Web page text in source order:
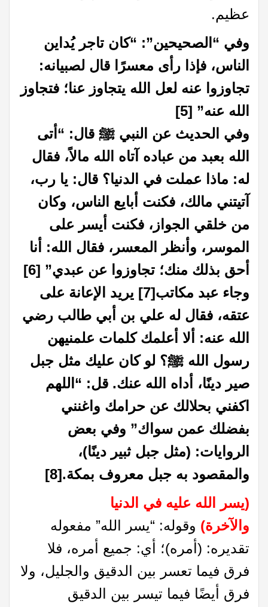
عظيم.
وفي “الصحيحين”: “كان تاجر يُداين
الناس، فإذا رأى معسرًا قال لصبيانه:
تجاوزوا عنه لعل الله يتجاوز عنا؛ فتجاوز
الله عنه” [5]
وفي الحديث عن النبي ﷺ قال: “أتى
الله بعبد من عباده آتاه الله مالاً، فقال
له: ماذا عملت في الدنيا؟ قال: يا رب،
آتيتني مالك، فكنت أبايع الناس، وكان
من خلقي الجواز، فكنت أيسر على
الموسر، وأنظر المعسر، فقال الله: أنا
أحق بذلك منك؛ تجاوزوا عن عبدي” [6]
وجاء عبد مكاتب[7]
يريد الإعانة على
عتقه، فقال له علي بن أبي طالب رضي
الله عنه: ألا أعلمك كلمات علمنيهن
رسول الله ﷺ؟ لو كان عليك مثل جبل
صير دينًا، أداه الله عنك. قل: “اللهم
اكفني بحلالك عن حرامك واغنني
بفضلك عمن سواك” وفي بعض
الروايات: (مثل جبل ثبير دينًا)،
والمقصود به جبل معروف بمكة.[8]
(يسر الله عليه في الدنيا
والآخرة) وقوله: “يسر الله” مفعوله
تقديره: (أمره)؛ أي: جميع أمره، فلا
فرق فيما تعسر بين الدقيق والجليل، ولا
فرق أيضًا فيما تيسر بين الدقيق